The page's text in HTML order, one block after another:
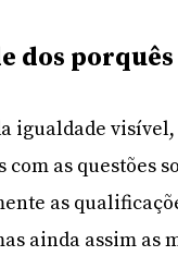
dos porquês
igualdade
com as questões
as
ainda assim as